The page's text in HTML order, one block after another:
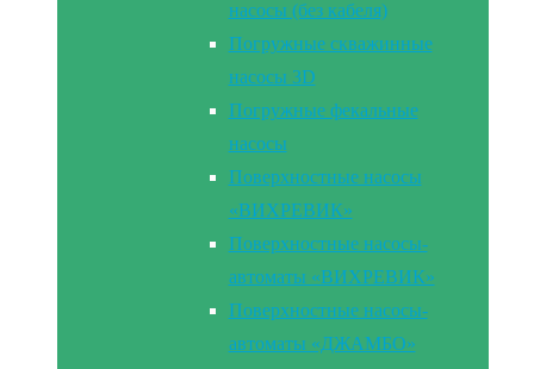
насосы (без кабеля)
Погружные скважинные
насосы 3D
Погружные фекальные
насосы
Поверхностные насосы
«ВИХРЕВИК»
Поверхностные насосы-
автоматы «ВИХРЕВИК»
Поверхностные насосы-
автоматы «ДЖАМБО»